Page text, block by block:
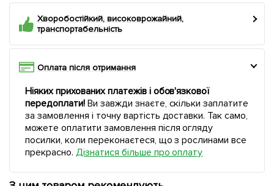
Хворобостійкий, високоврожайний,
транспортабельність
Оплата після отримання
Ніяких прихованих платежів і обов'язкової
передоплати!Ви завжди знаєте, скільки заплатите
за замовлення і точну вартість доставки. Так само,
можете оплатити замовлення після огляду
посилки, коли переконаєтеся, що з рослинами все
прекрасно. Дізнатися більше про оплату